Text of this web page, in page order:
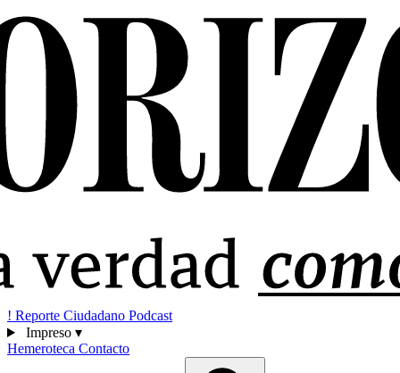
! Reporte Ciudadano Podcast
Impreso ▾
Hemeroteca Contacto